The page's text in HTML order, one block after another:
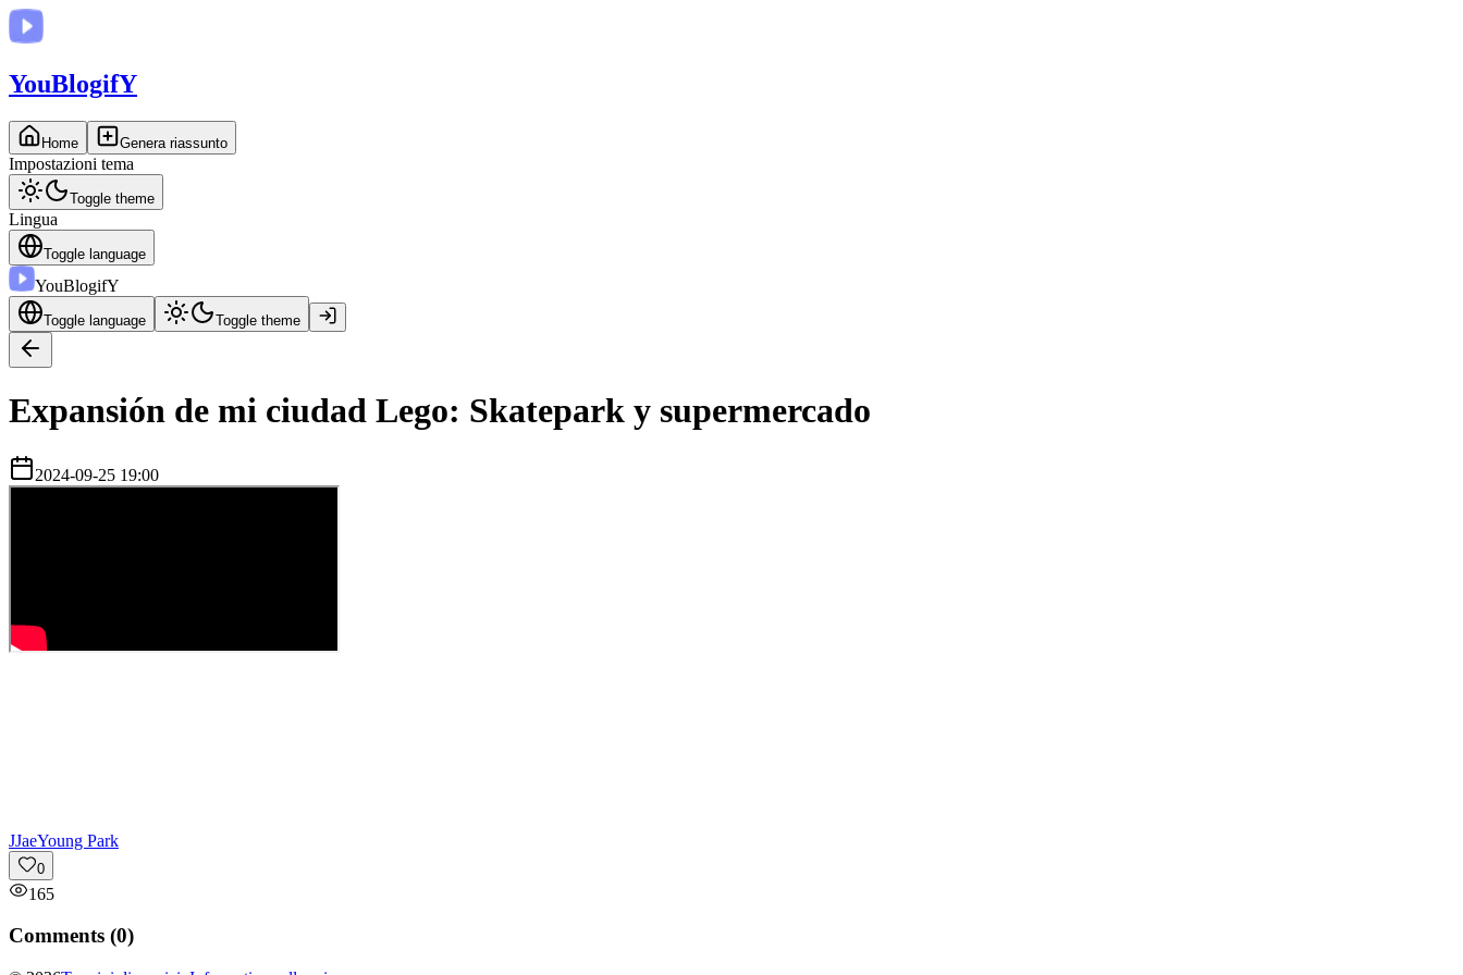
YouBlogifY
Home Genera riassunto
Impostazioni tema
Toggle theme
Lingua
Toggle language
YouBlogifY
Toggle language Toggle theme
Expansión de mi ciudad Lego: Skatepark y supermercado
2024-09-25 19:00
JJaeYoung Park
0
165
Comments (0)